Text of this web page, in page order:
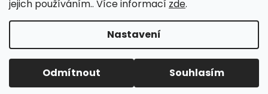
jejich používáním.. Více informací zde.
Nastavení
Odmítnout Souhlasím
Copyright 2026Dí design. Všechna práva vyhrazena.
Upravit nastavení cookies